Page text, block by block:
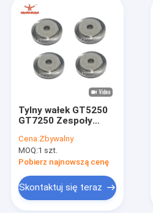
Części do cięcia wzorców
GT5250 GT7250 Części noża
Części przecinaka XLC7000 Z7
Części do przecinaków GTXL
Części do plotera
Części do rozrzutnika
Tylny wałek GT5250
GT7250 Zespoły
.078 Ostrze
54750001
Cena:Zbywalny
MOQ:1 szt.
Pobierz najnowszą cenę
Skontaktuj się teraz